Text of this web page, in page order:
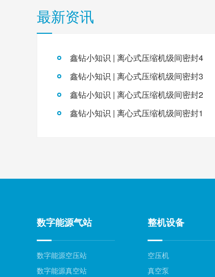
最新资讯
鑫钻小知识 | 离心式压缩机级间密封4
鑫钻小知识 | 离心式压缩机级间密封3
鑫钻小知识 | 离心式压缩机级间密封2
鑫钻小知识 | 离心式压缩机级间密封1
数字能源气站
数字能源空压站
数字能源真空站
整机设备
空压机
真空泵